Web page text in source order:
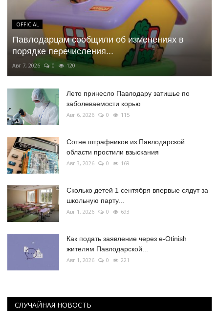
OFFICIAL
Павлодарцам сообщили об изменениях в
порядке перечисления...
Авг 7, 2026 0 120
Лето принесло Павлодару затишье по
заболеваемости корью
Авг 6, 2026 0 115
Сотне штрафников из Павлодарской
области простили взыскания
Авг 3, 2026 0 169
Сколько детей 1 сентября впервые сядут за
школьную парту...
Авг 1, 2026 0 693
Как подать заявление через e-Otinish
жителям Павлодарской...
Авг 1, 2026 0 221
СЛУЧАЙНАЯ НОВОСТЬ